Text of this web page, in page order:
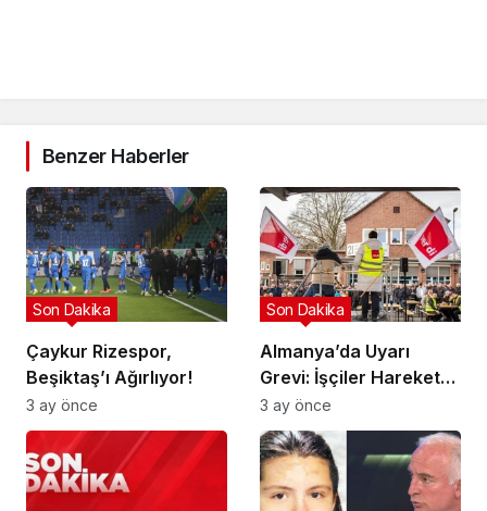
Benzer Haberler
Çaykur Rizespor,
Beşiktaş’ı Ağırlıyor!
Son Dakika
3 ay önce
Almanya’da Uyarı
Grevi: İşçiler Harekete
Geçti!
Son Dakika
3 ay önce